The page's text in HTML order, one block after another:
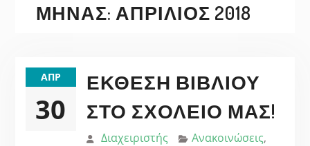
ΜΉΝΑΣ: ΑΠΡΊΛΙΟΣ 2018
ΑΠΡ
30
ΈΚΘΕΣΗ ΒΙΒΛΊΟΥ
ΣΤΟ ΣΧΟΛΕΊΟ ΜΑΣ!
Διαχειριστής Ανακοινώσεις,